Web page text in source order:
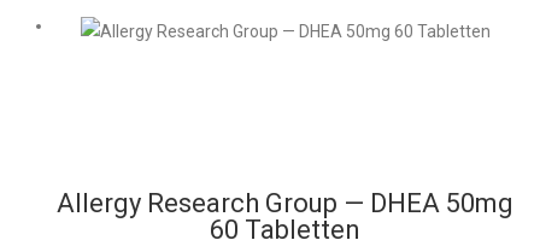
Allergy Research Group — DHEA 50mg
60 Tabletten